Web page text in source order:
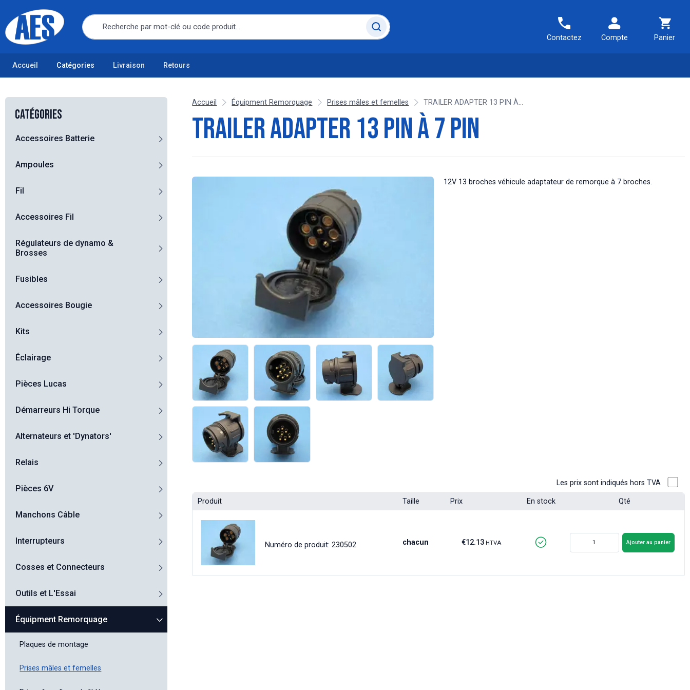
Contactez Compte Panier
Accueil Catégories Livraison Retours
Catégories
Accessoires Batterie
Ampoules
Fil
Accessoires Fil
Régulateurs de dynamo &
Brosses
Fusibles
Accessoires Bougie
Kits
Éclairage
Pièces Lucas
Démarreurs Hi Torque
Alternateurs et 'Dynators'
Relais
Pièces 6V
Manchons Câble
Interrupteurs
Cosses et Connecteurs
Outils et L'Essai
Équipment Remorquage
Plaques de montage
Prises mâles et femelles
Accueil Équipment Remorquage Prises mâles et femelles TRAILER ADAPTER 13 PIN À...
TRAILER ADAPTER 13 PIN À 7 PIN
12V 13 broches véhicule adaptateur de remorque à 7 broches.
Les prix sont indiqués hors TVA
Produit Taille Prix En stock Qté
Numéro de produit: 230502 chacun €12.13 HTVA Ajouter au panier